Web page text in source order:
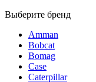
Выберите бренд
Amman
Bobcat
Bomag
Case
Caterpillar